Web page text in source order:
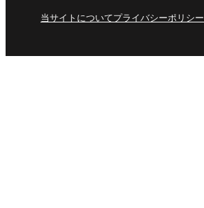
当サイトについてプライバシーポリシー